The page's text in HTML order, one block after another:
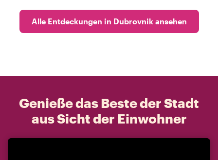
Alle Entdeckungen in Dubrovnik ansehen
Genieße das Beste der Stadt
aus Sicht der Einwohner